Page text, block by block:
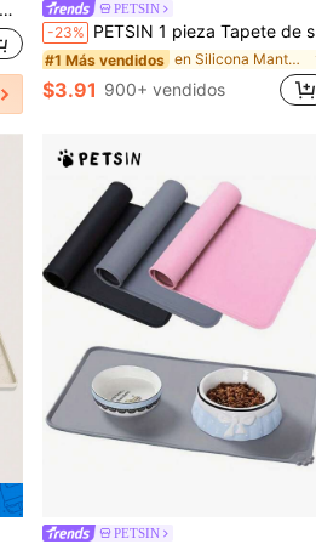
PETSIN
-23% PETSIN 1 pieza Tapete de silicona para comida de mascotas, Almohadilla para tazón de perro y gato, Antideslizante, Impermeable, Con borde elevado para evitar derrames, Fácil de limpiar en el lavavajillas
#1 Más vendidos en Silicona Manteles individuales para mascotas
$3.91 900+ vendidos
PETSIN